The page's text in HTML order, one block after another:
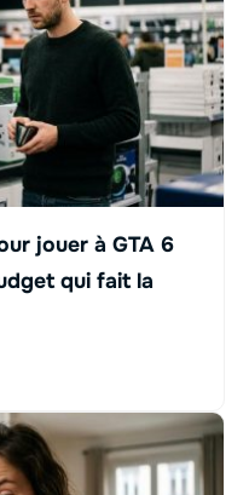
jouer à GTA 6
qui fait la